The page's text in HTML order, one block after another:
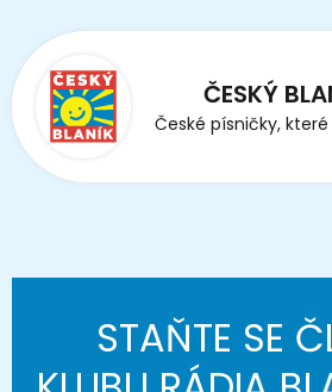
ČESKÝ
České písničky,
STAŇTE SE